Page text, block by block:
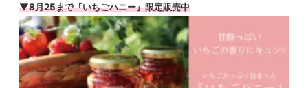
▼8月25まで『いちごハニー』限定販売中